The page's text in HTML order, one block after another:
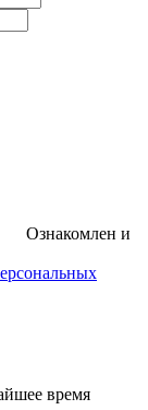
Ознакомлен и
время